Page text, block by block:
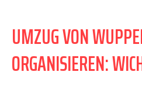
UMZUG VON
ORGANISIEREN: